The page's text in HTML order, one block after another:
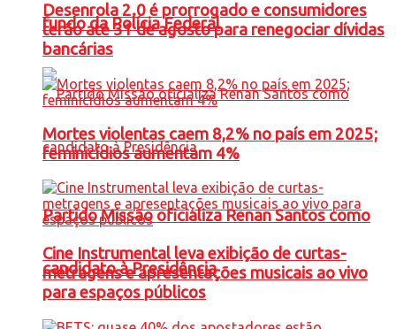
fundo da Polícia Federal
Partido Missão oficializa Renan Santos como
candidato à Presidência
Desenrola 2.0 é prorrogado e consumidores
terão até 31 de agosto para renegociar dívidas
bancárias
Mortes violentas caem 8,2% no país em 2025;
feminicídios aumentam 4%
Cine Instrumental leva exibição de curtas-
metragens e apresentações musicais ao vivo
para espaços públicos